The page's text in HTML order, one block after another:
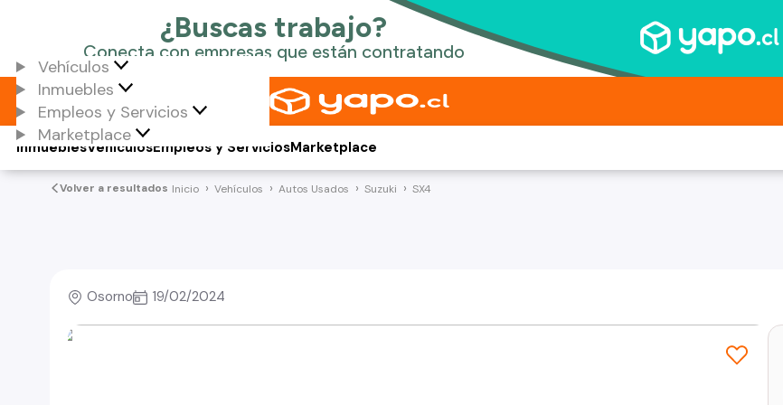
Vehículos
Inmuebles
Empleos y Servicios
Marketplace
Vehículos
Inmuebles Empleos y ServiciosMarketplace
Volver a resultados Inicio Vehículos Autos Usados Suzuki SX4
Osorno 19/02/2024